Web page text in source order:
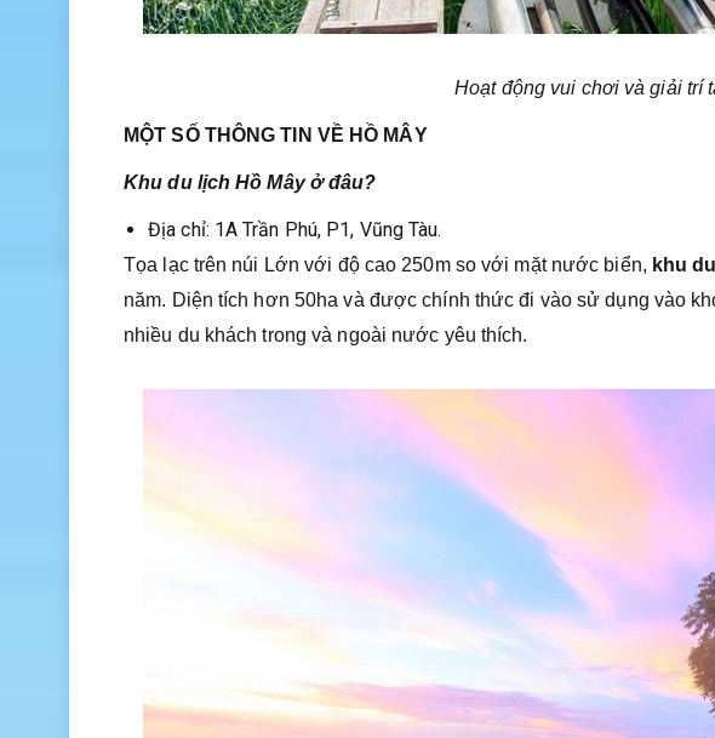
Hoạt động vui chơi và giải trí
MỘT SỐ THÔNG TIN VỀ HỒ MÂY
Khu du lịch Hồ Mây ở đâu?
Địa chỉ: 1A Trần Phú, P1, Vũng Tàu.
Tọa lạc trên núi Lớn với độ cao 250m so với mặt nước biển, khu
năm. Diện tích hơn 50ha và được chính thức đi vào sử dụng vào
nhiều du khách trong và ngoài nước yêu thích.